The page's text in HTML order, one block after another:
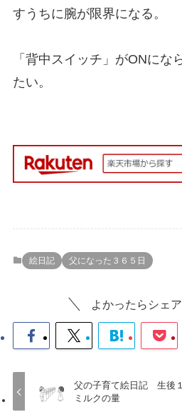
すうちに腕が限界になる。
「背中スイッチ」がONにな
たい。
絵日記 父になった３６５日
よかったらシェ
父の子育て絵日記 生後
ミルクの量